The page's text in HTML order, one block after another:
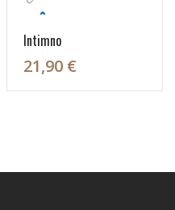
Intimno
21,90 €